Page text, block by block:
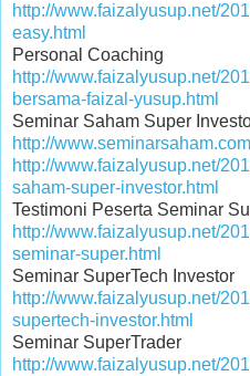
http://www.faizalyusup.net/
easy.html
Personal Coaching
http://www.faizalyusup.net/
bersama-faizal-yusup.html
Seminar Saham Super
http://
http://www.faizalyusup.net/
saham-super-investor.html
Testimoni Peserta Seminar
http://www.faizalyusup.net/
seminar-super.html
Seminar SuperTech Investor
http://www.faizalyusup.net/
supertech-investor.html
Seminar SuperTrader
http://www.faizalyusup.net/